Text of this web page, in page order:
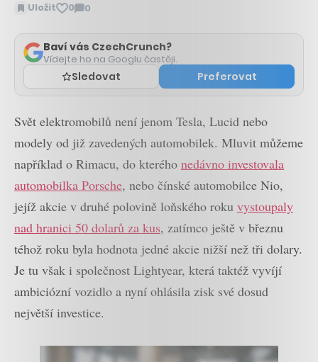
Uložit 0 0
Zobrazit
Baví vás CzechCrunch?
Vídejte ho na Googlu častěji.
Sledovat Preferovat
Svět elektromobilů není jenom Tesla, Lucid nebo
modely od již zavedených automobilek. Mluvit můžeme
například o Rimacu, do kterého nedávno investovala
automobilka Porsche, nebo čínské automobilce Nio,
jejíž akcie v druhé polovině loňského roku vystoupaly
nad hranici 50 dolarů za kus, zatímco ještě v březnu
téhož roku byla hodnota jedné akcie nižší než tři dolary.
Je tu však i společnost Lightyear, která taktéž vyvíjí
ambiciózní vozidlo a nyní ohlásila zisk své dosud
největší investice.